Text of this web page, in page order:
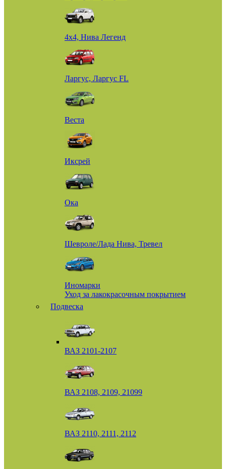
4х4, Нива Легенд
Ларгус, Ларгус FL
Веста
Иксрей
Ока
Шевроле/Лада Нива, Тревел
Иномарки
Уход за лакокрасочным покрытием
Подвеска
ВАЗ 2101-2107
ВАЗ 2108, 2109, 21099
ВАЗ 2110, 2111, 2112